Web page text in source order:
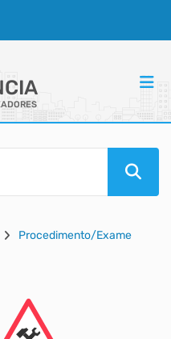
Procedimento/Exame